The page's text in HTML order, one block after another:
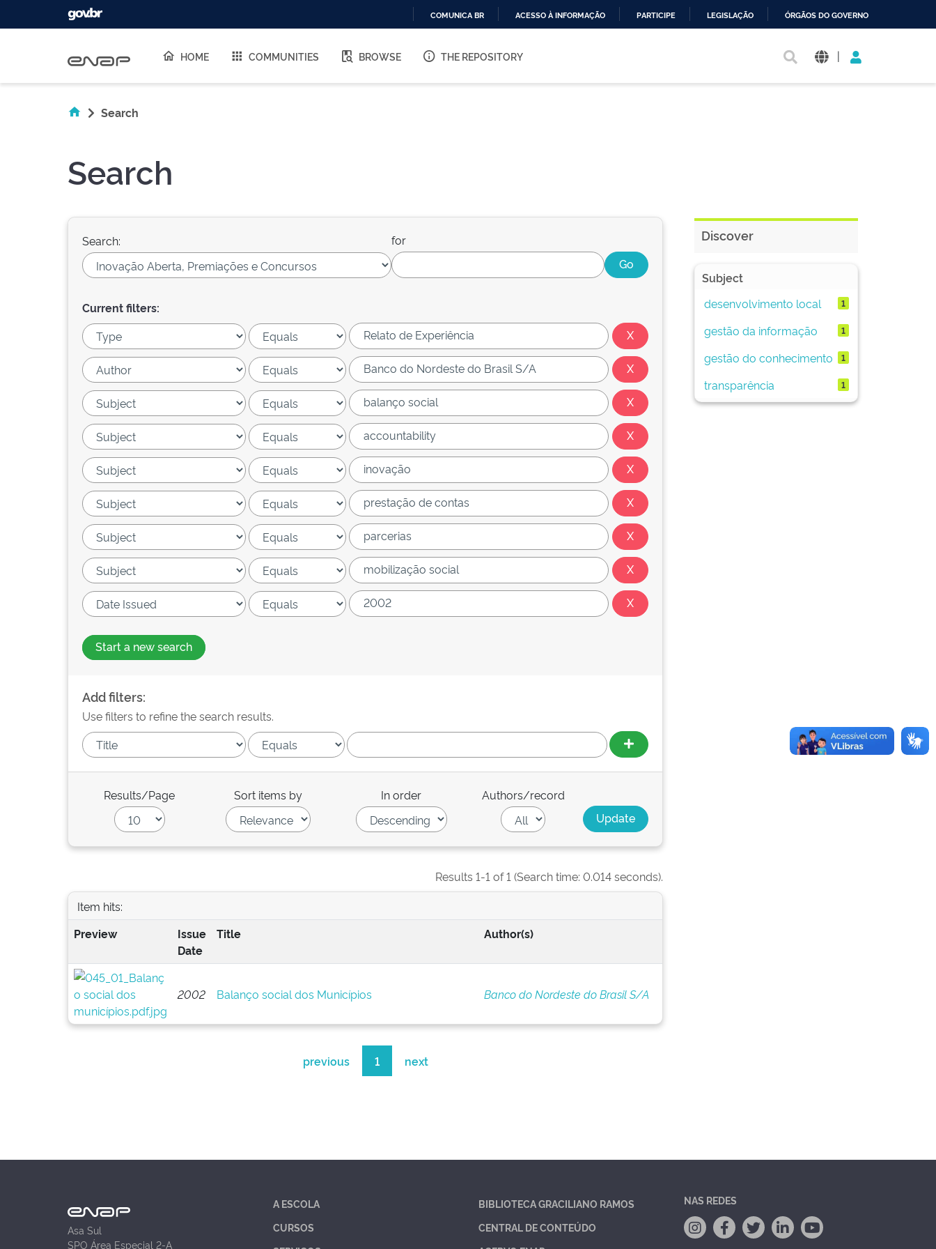
O
COMUNICA BR ACESSO À INFORMAÇÃO PARTICIPE LEGISLAÇÃO ÓRGÃOS DO GOVERNO
HOME COMMUNITIES BROWSE THE REPOSITORY |
Search
Search
Search: for
Current filters:
Start a new search
Add filters:
Use filters to refine the search results.
Results/Page Sort items by In order Authors/record
Results 1-1 of 1 (Search time: 0.014 seconds).
Item hits:
Preview
Issue
Date
Title Author(s)
2002 Balanço social dos Municípios Banco do Nordeste do Brasil S/A
previous 1 next
Discover
Subject
desenvolvimento local
1
gestão da informação 1
gestão do conhecimento 1
transparência 1
Asa Sul
SPO Área Especial 2-A
A ESCOLA
CURSOS
BIBLIOTECA GRACILIANO RAMOS
CENTRAL DE CONTEÚDO
NAS REDES